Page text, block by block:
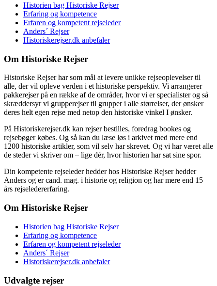
Historien bag Historiske Rejser
Erfaring og kompetence
Erfaren og kompetent rejseleder
Anders´ Rejser
Historiskerejser.dk anbefaler
Om Historiske Rejser
Historiske Rejser har som mål at levere unikke rejseoplevelser til
alle, der vil opleve verden i et historiske perspektiv. Vi arrangerer
pakkerejser på en række af de områder, hvor vi er specialister og så
skræddersyr vi grupperejser til grupper i alle størrelser, der ønsker
deres helt egen rejse med netop den historiske vinkel I ønsker.
På Historiskerejser.dk kan rejser bestilles, foredrag bookes og
rejsebøger købes. Og så kan du læse løs i arkivet med mere end
1200 historiske artikler, som vil selv har skrevet. Og vi har været alle
de steder vi skriver om – lige dér, hvor historien har sat sine spor.
Din kompetente rejseleder hedder hos Historiske Rejser hedder
Anders og er cand. mag. i historie og religion og har mere end 15
års rejseledererfaring.
Om Historiske Rejser
Historien bag Historiske Rejser
Erfaring og kompetence
Erfaren og kompetent rejseleder
Anders´ Rejser
Historiskerejser.dk anbefaler
Udvalgte rejser